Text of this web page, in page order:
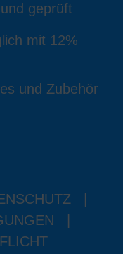
geprüft
mit 12%
und Zubehör